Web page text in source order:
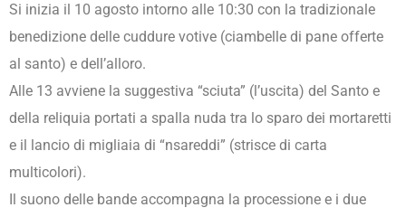
Si inizia il 10 agosto intorno alle 10:30 con la tradizionale
benedizione delle cuddure votive (ciambelle di pane offerte
al santo) e dell’alloro.
Alle 13 avviene la suggestiva “sciuta” (l’uscita) del Santo e
della reliquia portati a spalla nuda tra lo sparo dei mortaretti
e il lancio di migliaia di “nsareddi” (strisce di carta
multicolori).
Il suono delle bande accompagna la processione e i due